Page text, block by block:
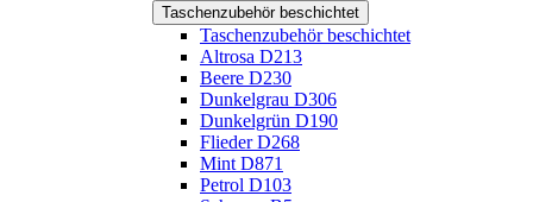
Taschenzubehör beschichtet
Taschenzubehör beschichtet
Altrosa D213
Beere D230
Dunkelgrau D306
Dunkelgrün D190
Flieder D268
Mint D871
Petrol D103